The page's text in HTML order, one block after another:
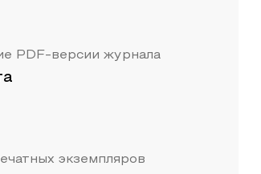
PDF-версии журнала
экземпляров